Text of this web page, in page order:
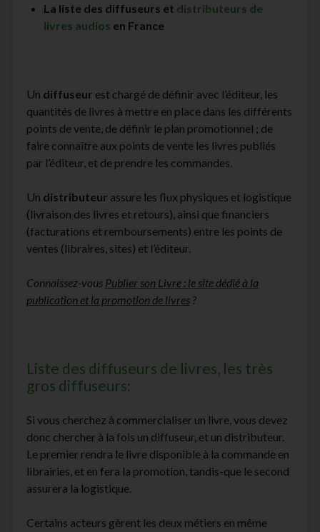
La liste des diffuseurs et distributeurs de
livres audios en France
Un diffuseur est chargé de définir avec l’éditeur, les
quantités de livres à mettre en place dans les différents
points de vente, de définir le plan promotionnel ; de
faire connaître aux points de vente les livres publiés
par l’éditeur, et de prendre les commandes.
Un distributeur assure les flux physiques et logistique
(livraison des livres et retours), ainsi que financiers
(facturations et remboursements) entre les points de
ventes (libraires, sites) et l’éditeur.
Connaissez-vous Publier son Livre : le site dédié à la
publication et la promotion de livres ?
Liste des diffuseurs de livres, les très
gros diffuseurs:
Si vous cherchez à commercialiser un livre, vous devez
donc chercher à la fois un diffuseur, et un distributeur.
Le premier rendra le livre disponible à la commande en
librairies, et en fera la promotion, tandis-que le second
assurera la logistique.
Certains acteurs gèrent les deux métiers en même